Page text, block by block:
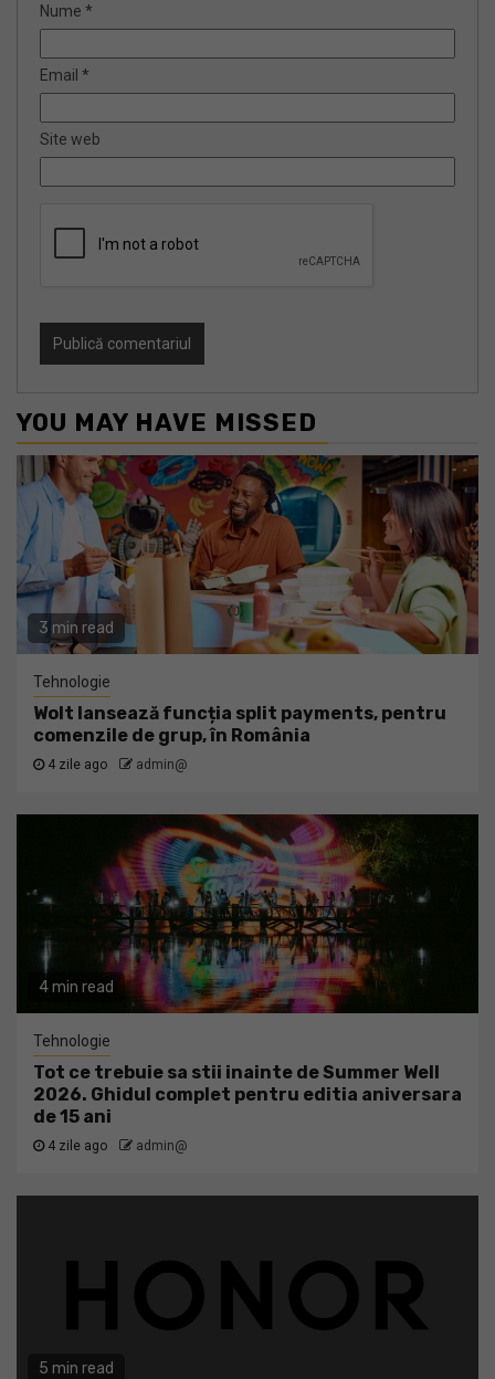
Nume *
Email *
Site web
YOU MAY HAVE MISSED
3 min read
Tehnologie
Wolt lansează funcția split payments, pentru
comenzile de grup, în România
4 zile ago admin@
4 min read
Tehnologie
Tot ce trebuie sa stii inainte de Summer Well
2026. Ghidul complet pentru editia aniversara
de 15 ani
4 zile ago admin@
5 min read